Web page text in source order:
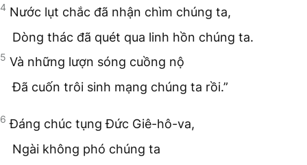
4 Nước lụt chắc đã nhận chìm chúng ta,
Dòng thác đã quét qua linh hồn chúng ta.
5 Và những lượn sóng cuồng nộ
Đã cuốn trôi sinh mạng chúng ta rồi.”
6 Đáng chúc tụng Đức Giê-hô-va,
Ngài không phó chúng ta